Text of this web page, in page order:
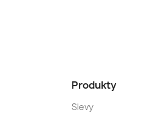
Produkty
Slevy